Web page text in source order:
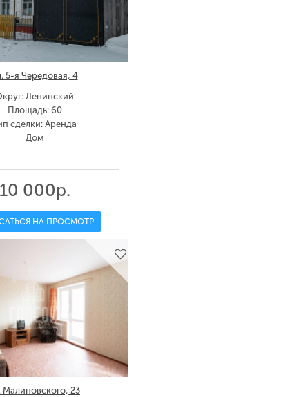
5-я Чередовая, 4
Ленинский
Площадь: 60
сделки: Аренда
Дом
10 000р.
НА ПРОСМОТР
Малиновского, 23